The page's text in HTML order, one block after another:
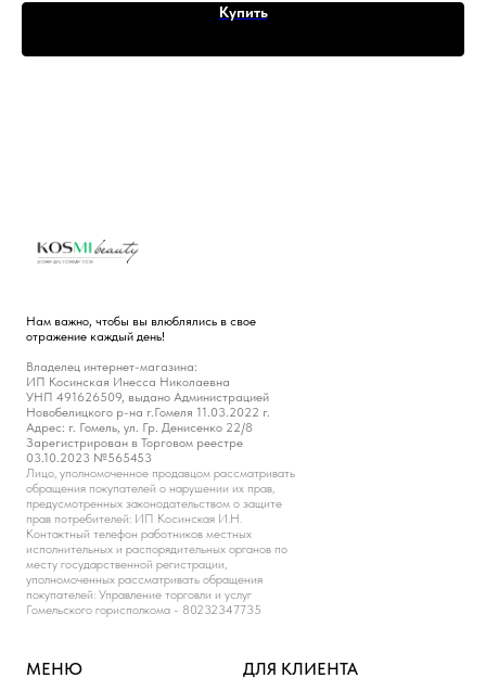
Купить
Нам важно, чтобы вы влюблялись в свое
отражение каждый день!
Владелец интернет-магазина:
ИП Косинская Инесса Николаевна
УНП 491626509, выдано Администрацией
Новобелицкого р-на г.Гомеля 11.03.2022 г.
Адрес: г. Гомель, ул. Гр. Денисенко 22/8
Зарегистрирован в Торговом реестре
03.10.2023 №565453
Лицо, уполномоченное продавцом рассматривать
обращения покупателей о нарушении их прав,
предусмотренных законодательством о защите
прав потребителей: ИП Косинская И.Н.
Контактный телефон работников местных
исполнительных и распорядительных органов по
месту государственной регистрации,
уполномоченных рассматривать обращения
покупателей: Управление торговли и услуг
Гомельского горисполкома - 80232347735
МЕНЮ ДЛЯ КЛИЕНТА